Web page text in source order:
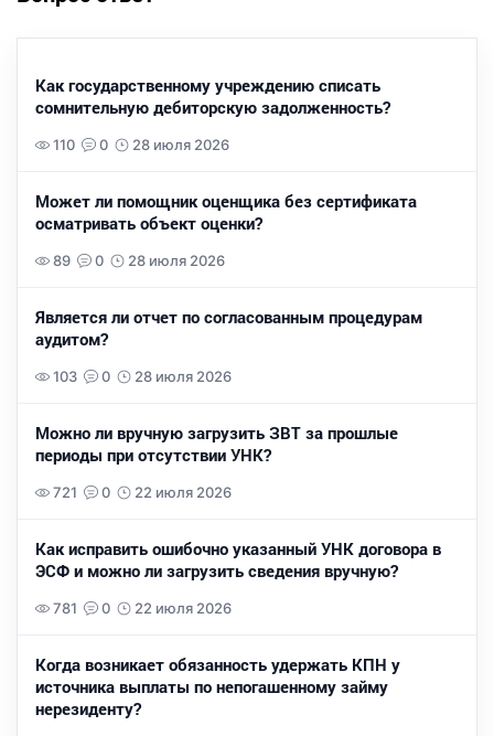
Как государственному учреждению списать
сомнительную дебиторскую задолженность?
110 0 28 июля 2026
Может ли помощник оценщика без сертификата
осматривать объект оценки?
89 0 28 июля 2026
Является ли отчет по согласованным процедурам
аудитом?
103 0 28 июля 2026
Можно ли вручную загрузить ЗВТ за прошлые
периоды при отсутствии УНК?
721 0 22 июля 2026
Как исправить ошибочно указанный УНК договора в
ЭСФ и можно ли загрузить сведения вручную?
781 0 22 июля 2026
Когда возникает обязанность удержать КПН у
источника выплаты по непогашенному займу
нерезиденту?